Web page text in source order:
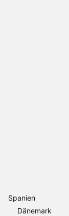
Spanien
Dänemark